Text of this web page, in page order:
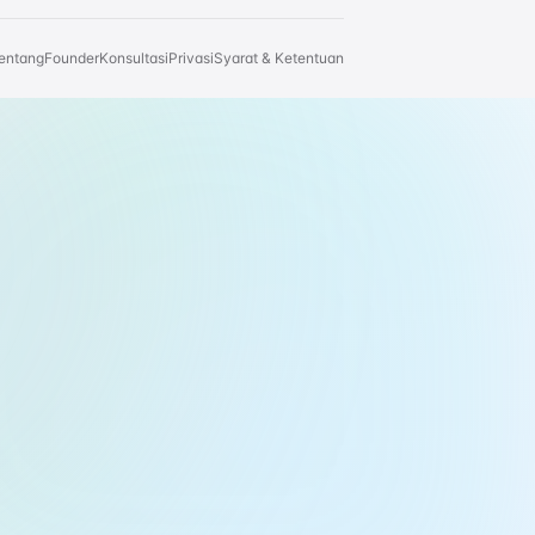
FounderKonsultasiPrivasiSyarat & Ketentuan